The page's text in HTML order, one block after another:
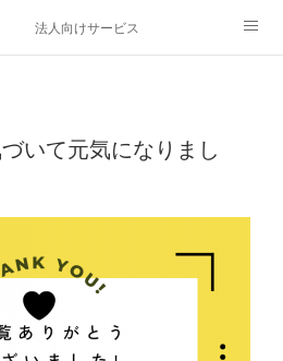
法人向けサービス
いて元気になりまし